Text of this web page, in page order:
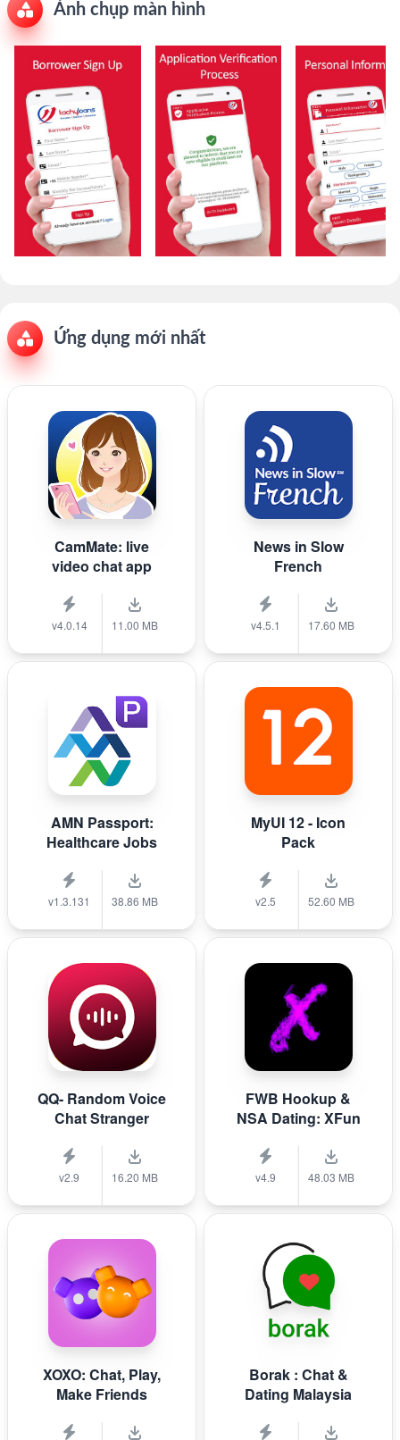
Ảnh chụp màn hình
Ứng dụng mới nhất
CamMate: live
video chat app
v4.0.14 11.00 MB
News in Slow
French
v4.5.1 17.60 MB
AMN Passport:
Healthcare Jobs
v1.3.131 38.86 MB
MyUI 12 - Icon
Pack
v2.5 52.60 MB
QQ- Random Voice
Chat Stranger
v2.9 16.20 MB
FWB Hookup &
NSA Dating: XFun
v4.9 48.03 MB
XOXO: Chat, Play,
Make Friends
Borak : Chat &
Dating Malaysia